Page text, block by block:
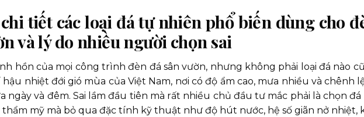
tiết các loại đá tự nhiên phổ biến dùng cho
và lý do nhiều người chọn sai
hồn của mọi công trình đèn đá sân vườn, nhưng không phải loại đá nào
nhiệt đới gió mùa của Việt Nam, nơi có độ ẩm cao, mưa nhiều và chênh
ngày và đêm. Sai lầm đầu tiên mà rất nhiều chủ đầu tư mắc phải là chọn đá
mỹ mà bỏ qua đặc tính kỹ thuật như độ hút nước, hệ số giãn nở nhiệt,